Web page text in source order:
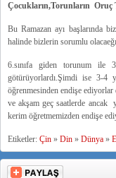
Çocukların,Torunların Oruç
Bu Ramazan ayı başlarında
halinde bizlerin sorumlu
6.sınıfa giden torunum ile
götürüyorlardı.Şimdi ise 3-4
öğrenmesinden endişe
ve akşam geç saatlerde ancak
kerim öğretmemizden endişe
Etiketler: Çin» Din» Dünya»